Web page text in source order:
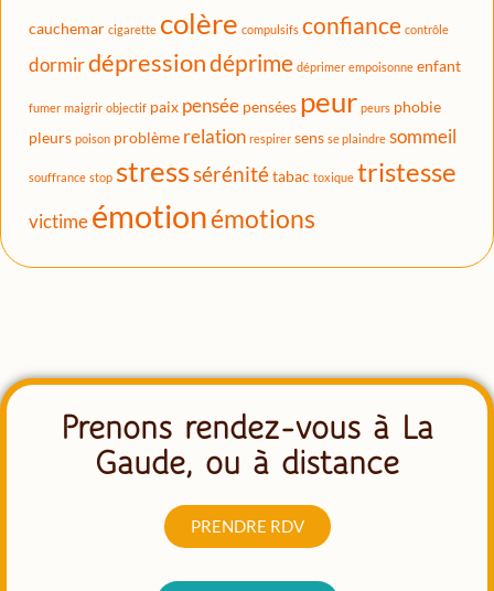
cauchemar cigarette colère compulsifs confiance contrôle
dormirdépressiondéprime déprimer empoisonne enfant
fumer maigrir objectif paix pensée pensées peur peurs phobie
pleurs poison problème relation respirer sens se plaindre sommeil
souffrance stop stresssérénitétabac toxique tristesse
victimeémotionémotions
Prenons rendez-vous à La
Gaude, ou à distance
PRENDRE RDV